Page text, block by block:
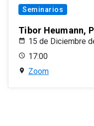
Seminarios
Tibor Heumann,
15 de Diciembre
17:00
Zoom